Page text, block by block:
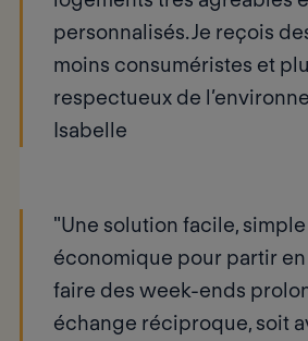
personnalisés. Je reçois
moins consuméristes et
respectueux de
Isabelle
"Une solution facile,
économique pour partir
faire des week-ends
échange réciproque, soit